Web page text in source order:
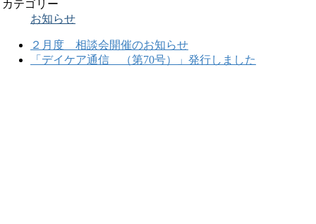
カテゴリー
お知らせ
２月度 相談会開催のお知らせ
「デイケア通信 （第70号）」発行しました